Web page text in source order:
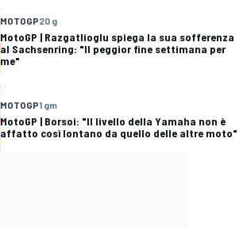
MOTOGP20 g
MotoGP | Razgatlioglu spiega la sua sofferenza
al Sachsenring: "Il peggior fine settimana per
me"
MOTOGP1 gm
MotoGP | Borsoi: "Il livello della Yamaha non è
affatto così lontano da quello delle altre moto"